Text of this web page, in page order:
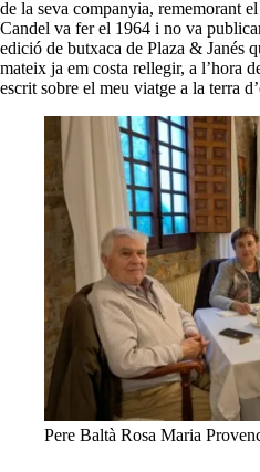
de la seva companyia, rememorant el
Candel va fer el 1964 i no va
edició de butxaca de Plaza & Janés
mateix ja em costa rellegir, a l’hora
escrit sobre el meu viatge a la terra
Pere Baltà Rosa Maria